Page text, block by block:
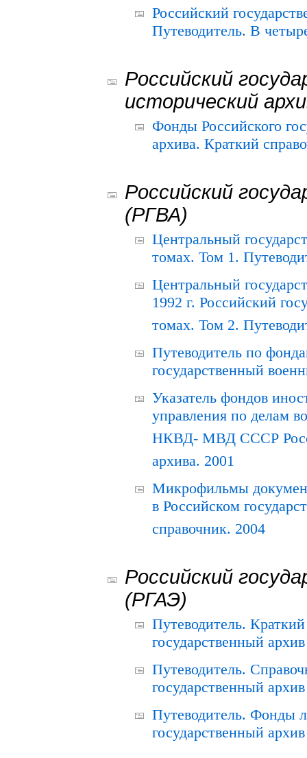
Российский
Путеводитель. В
Российский
исторический
Фонды Российского
архива. Краткий
Российский
(РГВА)
Центральный
томах. Том 1.
Центральный
1992 г. Российский
томах. Том 2.
Путеводитель по
государственный
Указатель фондов
управления по делам
НКВД- МВД СССР
архива. 2001
Микрофильмы
в Российском
справочник. 2004
Российский
(РГАЭ)
Путеводитель.
государственный
Путеводитель.
государственный
Путеводитель. Фонды
государственный